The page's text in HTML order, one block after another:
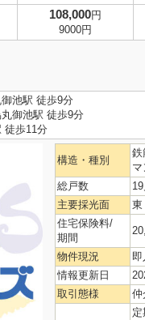
108,000円
9000円
池駅 徒歩9分
御池駅 徒歩9分
徒歩11分
構造・種別
鉄
総戸数
主要採光面
東
住宅保険料/
期間
物件現況
情報更新日
取引態様
仲